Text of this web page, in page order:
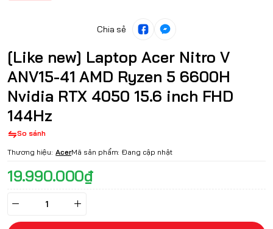
Chia sẻ
[Like new] Laptop Acer Nitro V
ANV15-41 AMD Ryzen 5 6600H
Nvidia RTX 4050 15.6 inch FHD
144Hz
So sánh
Thương hiệu: AcerMã sản phẩm: Đang cập nhật
19.990.000₫